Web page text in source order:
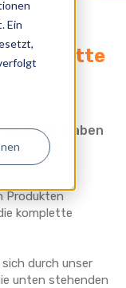
Ein
komplette
Sie haben
Produkten
komplette
durch unser
unten stehenden